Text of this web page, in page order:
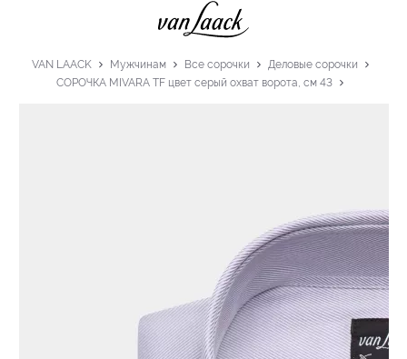
VAN LAACK Мужчинам Все сорочки
Деловые сорочки
СОРОЧКА MIVARA TF цвет серый охват ворота, см 43